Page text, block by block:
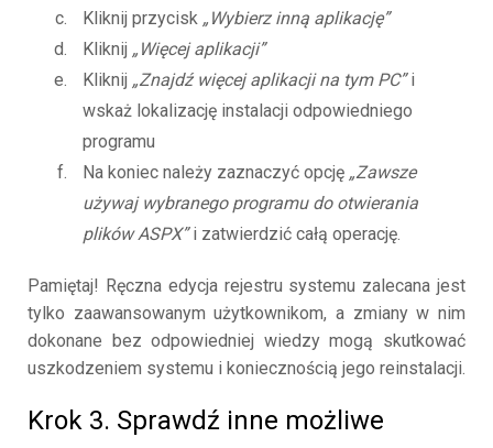
Kliknij przycisk „Wybierz inną aplikację”
Kliknij „Więcej aplikacji”
Kliknij „Znajdź więcej aplikacji na tym PC”i
wskaż lokalizację instalacji odpowiedniego
programu
Na koniec należy zaznaczyć opcję „Zawsze
używaj wybranego programu do otwierania
plików ASPX”i zatwierdzić całą operację.
Pamiętaj! Ręczna edycja rejestru systemu zalecana jest
tylko zaawansowanym użytkownikom, a zmiany w nim
dokonane bez odpowiedniej wiedzy mogą skutkować
uszkodzeniem systemu i koniecznością jego reinstalacji.
Krok 3. Sprawdź inne możliwe